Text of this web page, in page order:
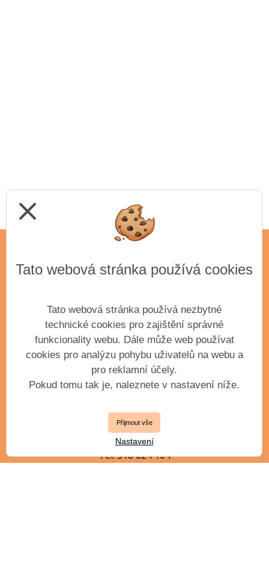
ADRESA
příspěvková organizace města Příbram
Krátká 351
Příbram III, 261 01
IČO: 61904163
VEDENÍ ŠKOLY
ředitel
Ing. Petr Kollert, DiS.
Tel. 318 624 104
close
Tato webová stránka používá cookies
Tato webová stránka používá nezbytné
technické cookies pro zajištění správné
funkcionality webu. Dále může web používat
cookies pro analýzu pohybu uživatelů na webu a
pro reklamní účely.
Pokud tomu tak je, naleznete v nastavení níže.
Přijmout vše
Nastavení